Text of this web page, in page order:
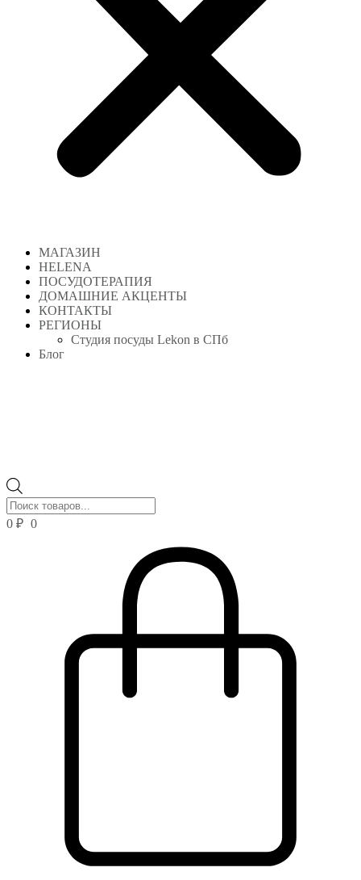
МАГАЗИН
HELENA
ПОСУДОТЕРАПИЯ
ДОМАШНИЕ АКЦЕНТЫ
КОНТАКТЫ
РЕГИОНЫ
Студия посуды Lekon в СПб
Блог
товаров
0 ₽ 0